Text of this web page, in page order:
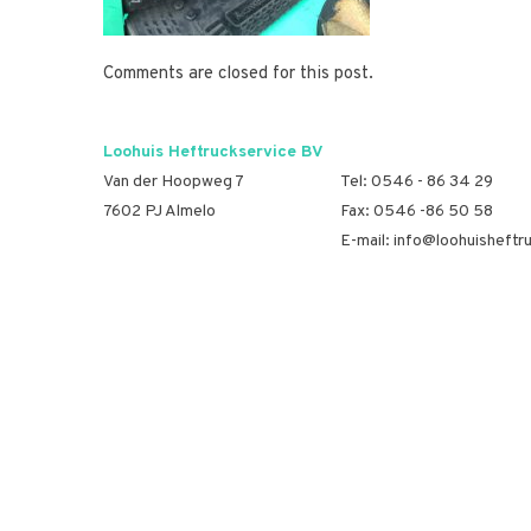
Comments are closed for this post.
Loohuis Heftruckservice BV
Van der Hoopweg 7
7602 PJ Almelo
Tel: 0546 - 86 34 29
Fax: 0546 -86 50 58
E-mail: